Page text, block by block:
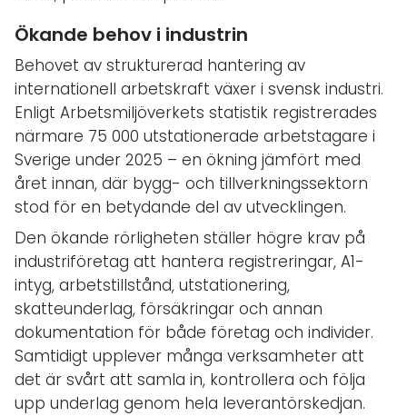
Ökande behov i industrin
Behovet av strukturerad hantering av
internationell arbetskraft växer i svensk industri.
Enligt Arbetsmiljöverkets statistik registrerades
närmare 75 000 utstationerade arbetstagare i
Sverige under 2025 – en ökning jämfört med
året innan, där bygg- och tillverkningssektorn
stod för en betydande del av utvecklingen.
Den ökande rörligheten ställer högre krav på
industriföretag att hantera registreringar, A1-
intyg, arbetstillstånd, utstationering,
skatteunderlag, försäkringar och annan
dokumentation för både företag och individer.
Samtidigt upplever många verksamheter att
det är svårt att samla in, kontrollera och följa
upp underlag genom hela leverantörskedjan.